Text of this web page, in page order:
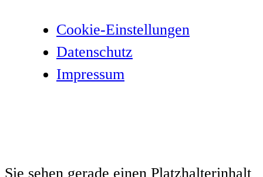
Cookie-Einstellungen
Datenschutz­
Impressum
Sie sehen gerade einen Platzhalterinhalt